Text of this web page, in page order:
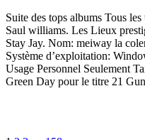
Suite des tops albums Tous
Saul williams. Les Lieux
Stay Jay. Nom: meiway la
Système d’exploitation:
Usage Personnel Seulement
Green Day pour le titre 21